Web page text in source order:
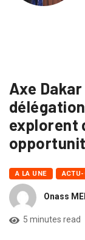
Axe
explorent
A LA UNE ACTU-
Onass
5 minutes read